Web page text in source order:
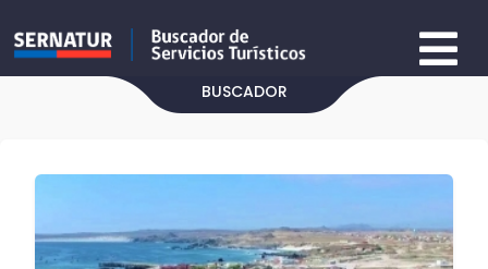
BUSCADOR